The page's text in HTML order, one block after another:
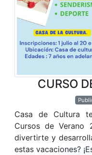
CURSO
Casa de Cultura
Cursos de Verano
divertirte y
estas vacaciones?